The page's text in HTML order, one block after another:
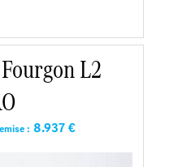
L2
: 8.937 €